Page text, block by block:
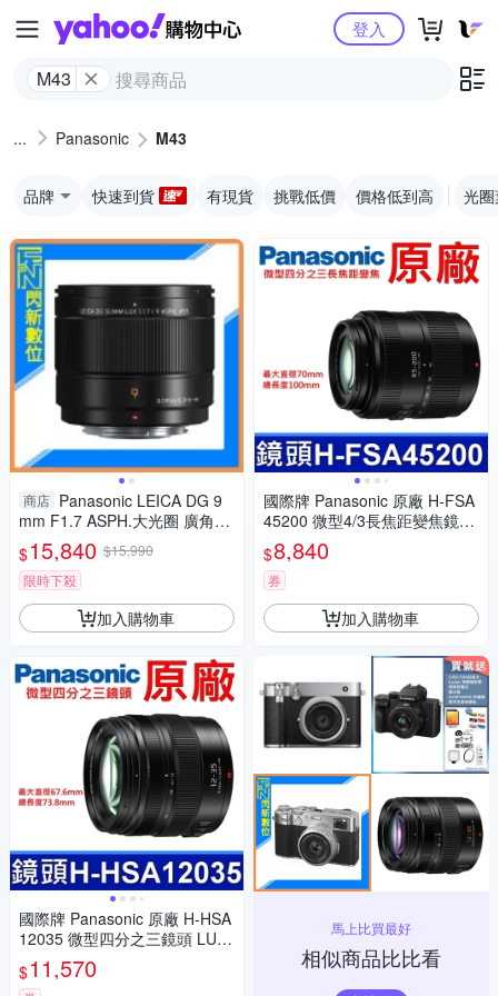
Yahoo購物中心
M43
登入
Panasonic M43
品牌 快速到貨 有現貨 挑戰低價 價格低到高 光
商店 Panasonic LEICA DG 9
mm F1.7 ASPH.大光圈 廣角定
焦 微距(公司貨)
$15,840 $15,990
限時下殺
加入購物車
國際牌 Panasonic 原廠 H-HSA
12035 微型四分之三鏡頭 LUMI
X G X VARIO 12-35mm 相機
$11,570
國際牌 Panasonic 原廠 H-FSA
45200 微型4/3長焦距變焦鏡頭
LUMIX G X VARIO 45-200mm
單眼鏡頭 相機
$8,840
券
加入購物車
馬上比買最好
相似商品比比看